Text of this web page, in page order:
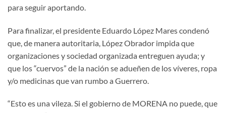
para seguir aportando.
Para finalizar, el presidente Eduardo López Mares condenó
que, de manera autoritaria, López Obrador impida que
organizaciones y sociedad organizada entreguen ayuda; y
que los “cuervos” de la nación se adueñen de los víveres, ropa
y/o medicinas que van rumbo a Guerrero.
“Esto es una vileza. Si el gobierno de MORENA no puede, que